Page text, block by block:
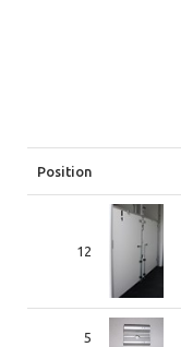
Position
12
5